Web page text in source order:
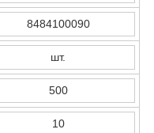
8484100090
шт.
500
10